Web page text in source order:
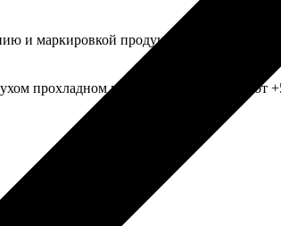
и маркировкой продукта. Хранить в
прохладном месте при температуре от